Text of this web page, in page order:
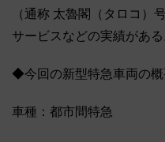
（通称 太魯閣（タロコ）
サービスなどの実績がある
◆今回の新型特急車両の概
車種：都市間特急